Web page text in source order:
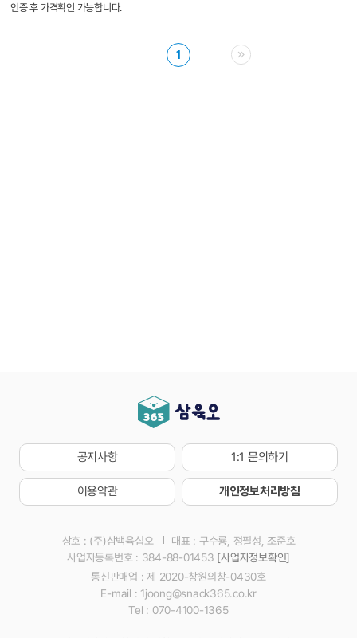
인증 후 가격확인 가능합니다.
1
공지사항 1:1 문의하기
이용약관 개인정보처리방침
상호 : (주)삼백육십오
대표 : 구수룡, 정필성, 조준호
사업자등록번호 : 384-88-01453 [사업자정보확인]
통신판매업 : 제 2020-창원의창-0430호
E-mail : 1joong@snack365.co.kr
Tel : 070-4100-1365